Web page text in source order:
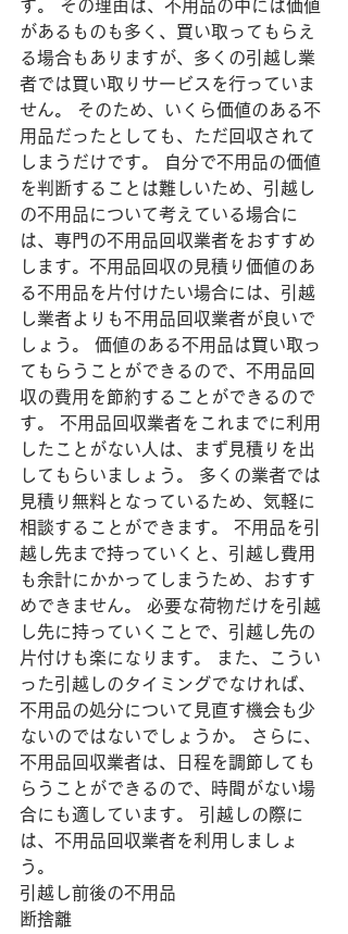
す。 その理由は、不用品の中には価値
があるものも多く、買い取ってもらえ
る場合もありますが、多くの引越し業
者では買い取りサービスを行っていま
せん。 そのため、いくら価値のある不
用品だったとしても、ただ回収されて
しまうだけです。 自分で不用品の価値
を判断することは難しいため、引越し
の不用品について考えている場合に
は、専門の不用品回収業者をおすすめ
します。不用品回収の見積り価値のあ
る不用品を片付けたい場合には、引越
し業者よりも不用品回収業者が良いで
しょう。 価値のある不用品は買い取っ
てもらうことができるので、不用品回
収の費用を節約することができるので
す。 不用品回収業者をこれまでに利用
したことがない人は、まず見積りを出
してもらいましょう。 多くの業者では
見積り無料となっているため、気軽に
相談することができます。 不用品を引
越し先まで持っていくと、引越し費用
も余計にかかってしまうため、おすす
めできません。 必要な荷物だけを引越
し先に持っていくことで、引越し先の
片付けも楽になります。 また、こうい
った引越しのタイミングでなければ、
不用品の処分について見直す機会も少
ないのではないでしょうか。 さらに、
不用品回収業者は、日程を調節しても
らうことができるので、時間がない場
合にも適しています。 引越しの際に
は、不用品回収業者を利用しましょ
う。
引越し前後の不用品
断捨離